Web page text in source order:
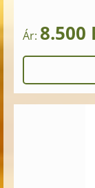
Ár: 8.500